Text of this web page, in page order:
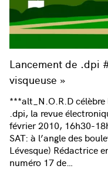
Lancement de .dpi
visqueuse »
***alt_N.O.R.D
.dpi, la revue
février 2010, 16h30-
SAT: à l’angle des
Lévesque) Rédactrice
numéro 17 de…